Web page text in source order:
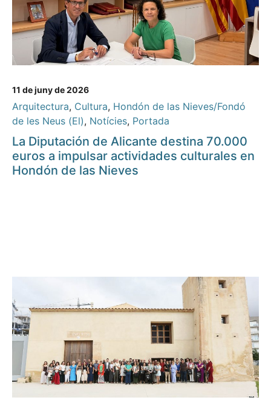
11 de juny de 2026
Arquitectura, Cultura, Hondón de las Nieves/Fondó
de les Neus (El), Notícies, Portada
La Diputación de Alicante destina 70.000
euros a impulsar actividades culturales en
Hondón de las Nieves